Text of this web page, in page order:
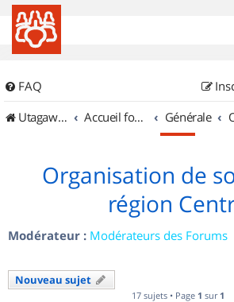
FAQ
UtagawaVTT (Randos VTT et VTTAE avec traces GPS)
Accueil forum Générale
Organisation de
région
Modérateur : Modérateurs des Forums
Nouveau sujet
17 sujets • Page 1 sur 1